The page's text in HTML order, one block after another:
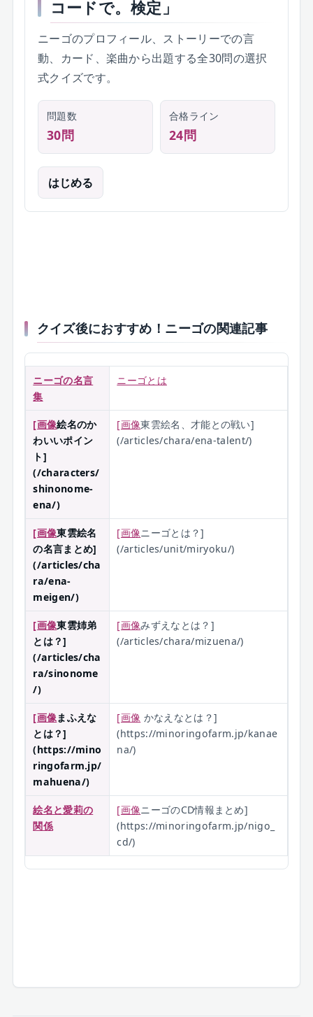
コードで。検定」
ニーゴのプロフィール、ストーリーでの言
動、カード、楽曲から出題する全30問の選択
式クイズです。
問題数
30問
合格ライン
24問
はじめる
クイズ後におすすめ！ニーゴの関連記事
ニーゴの名言
集
ニーゴとは
[画像絵名のか
わいいポイン
ト]
(/characters/
shinonome-
ena/)
[画像東雲絵名、才能との戦い]
(/articles/chara/ena-talent/)
[画像東雲絵名
の名言まとめ]
(/articles/cha
ra/ena-
meigen/)
[画像ニーゴとは？]
(/articles/unit/miryoku/)
[画像東雲姉弟
とは？]
(/articles/cha
ra/sinonome
/)
[画像みずえなとは？]
(/articles/chara/mizuena/)
[画像まふえな
とは？]
(https://mino
ringofarm.jp/
mahuena/)
[画像 かなえなとは？]
(https://minoringofarm.jp/kanae
na/)
絵名と愛莉の
関係
[画像ニーゴのCD情報まとめ]
(https://minoringofarm.jp/nigo_
cd/)